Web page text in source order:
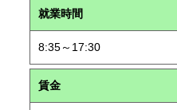
就業時間
8:35～17:30
賃金